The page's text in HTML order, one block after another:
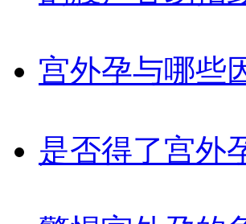
宫外孕与哪些
是否得了宫外